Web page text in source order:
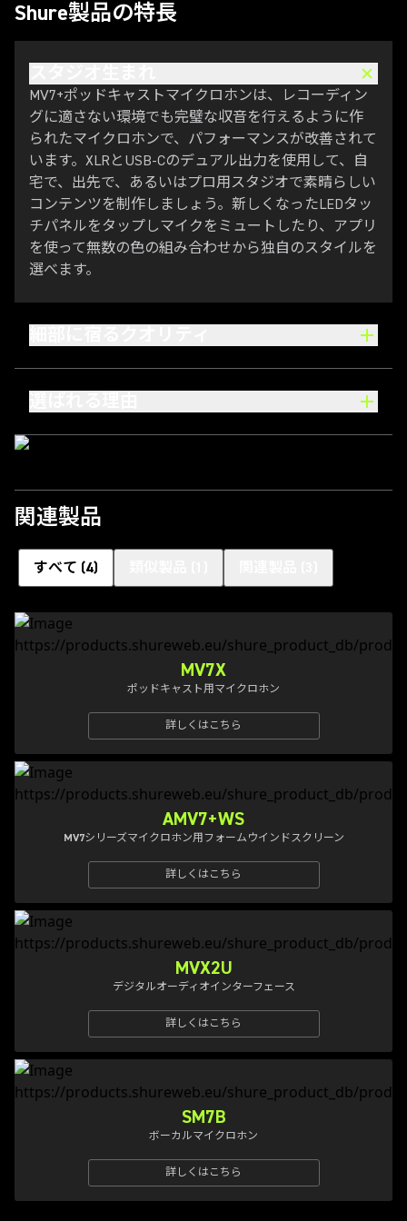
Shure製品の特長
MV7+ポッドキャストマイクロホンは、レコーディン
グに適さない環境でも完璧な収音を行えるように作
られたマイクロホンで、パフォーマンスが改善されて
います。XLRとUSB-Cのデュアル出力を使用して、自
宅で、出先で、あるいはプロ用スタジオで素晴らしい
コンテンツを制作しましょう。新しくなったLEDタッ
チパネルをタップしマイクをミュートしたり、アプリ
を使って無数の色の組み合わせから独自のスタイルを
選べます。
関連製品
すべて (4)
MV7X
ポッドキャスト用マイクロホン
詳しくはこちら
AMV7+WS
MV7シリーズマイクロホン用フォームウインドスクリーン
詳しくはこちら
MVX2U
デジタルオーディオインターフェース
詳しくはこちら
SM7B
ボーカルマイクロホン
詳しくはこちら